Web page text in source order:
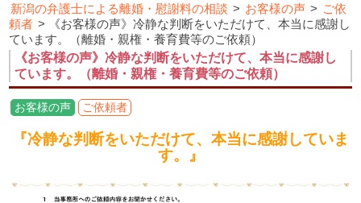
新潟の弁護士による離婚・慰謝料の相談 > お客様の声 > ご依
頼者 >
《お客様の声》冷静な判断をいただけて、本当に感謝し
ています。（離婚・親権・養育費等のご依頼）
《お客様の声》冷静な判断をいただけて、本当に感謝し
ています。（離婚・親権・養育費等のご依頼）
お客様の声 ご依頼者
『冷静な判断をいただけて、本当に感謝していま
す。』